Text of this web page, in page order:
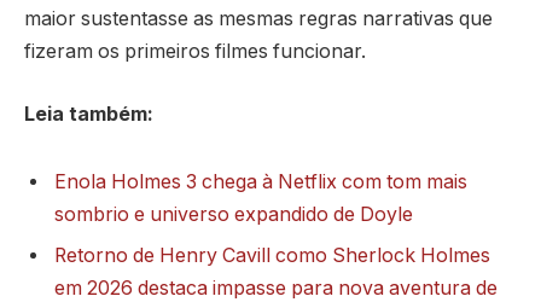
maior sustentasse as mesmas regras narrativas que
fizeram os primeiros filmes funcionar.
Leia também:
Enola Holmes 3 chega à Netflix com tom mais
sombrio e universo expandido de Doyle
Retorno de Henry Cavill como Sherlock Holmes
em 2026 destaca impasse para nova aventura de